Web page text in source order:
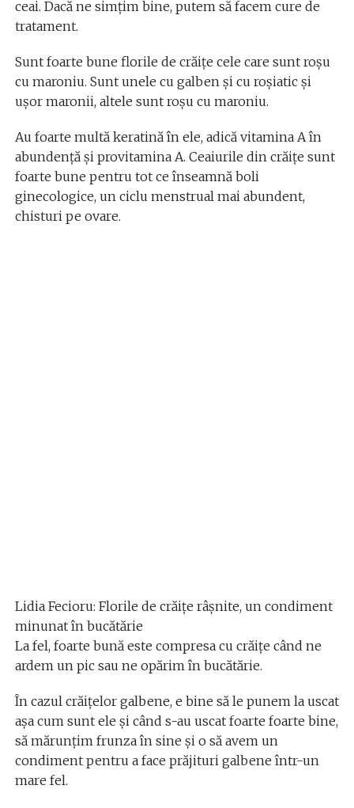
ceai. Dacă ne simţim bine, putem să facem cure de
tratament.
Sunt foarte bune florile de crăiţe cele care sunt roșu
cu maroniu. Sunt unele cu galben și cu roșiatic și
ușor maronii, altele sunt roșu cu maroniu.
Au foarte multă keratină în ele, adică vitamina A în
abundență și provitamina A. Ceaiurile din crăiţe sunt
foarte bune pentru tot ce înseamnă boli
ginecologice, un ciclu menstrual mai abundent,
chisturi pe ovare.
Lidia Fecioru: Florile de crăiţe râşnite, un condiment
minunat în bucătărie
La fel, foarte bună este compresa cu crăiţe când ne
ardem un pic sau ne opărim în bucătărie.
În cazul crăițelor galbene, e bine să le punem la uscat
așa cum sunt ele și când s-au uscat foarte foarte bine,
să mărunțim frunza în sine și o să avem un
condiment pentru a face prăjituri galbene într-un
mare fel.